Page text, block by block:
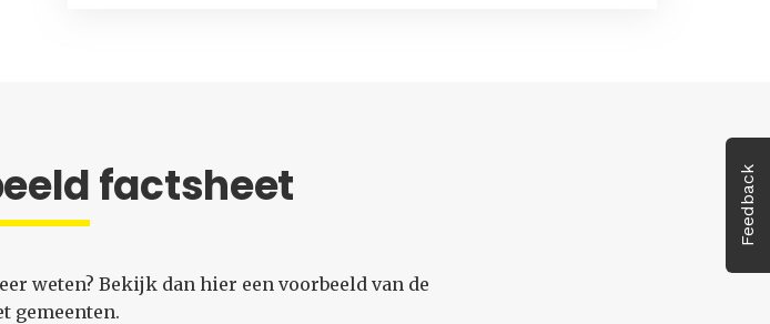
Feedback
factsheet
weten? Bekijk dan hier een voorbeeld van de
gemeenten.